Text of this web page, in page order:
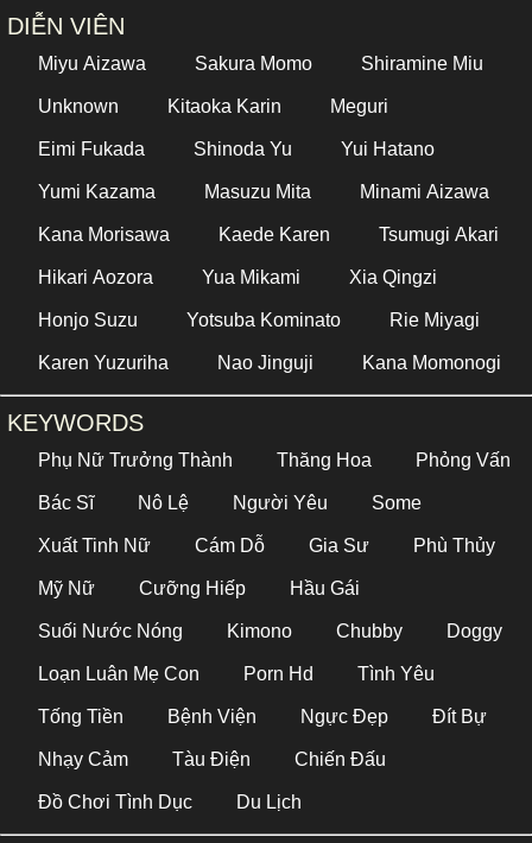
DIỄN VIÊN
Miyu Aizawa Sakura Momo Shiramine Miu
Unknown Kitaoka Karin Meguri
Eimi Fukada Shinoda Yu Yui Hatano
Yumi Kazama Masuzu Mita Minami Aizawa
Kana Morisawa Kaede Karen Tsumugi Akari
Hikari Aozora Yua Mikami Xia Qingzi
Honjo Suzu Yotsuba Kominato Rie Miyagi
Karen Yuzuriha Nao Jinguji Kana Momonogi
KEYWORDS
Phụ Nữ Trưởng Thành Thăng Hoa Phỏng Vấn
Bác Sĩ Nô Lệ Người Yêu Some
Xuất Tinh Nữ Cám Dỗ Gia Sư Phù Thủy
Mỹ Nữ Cưỡng Hiếp Hầu Gái
Suối Nước Nóng Kimono Chubby Doggy
Loạn Luân Mẹ Con Porn Hd Tình Yêu
Tống Tiền Bệnh Viện Ngực Đẹp Đít Bự
Nhạy Cảm Tàu Điện Chiến Đấu
Đồ Chơi Tình Dục Du Lịch